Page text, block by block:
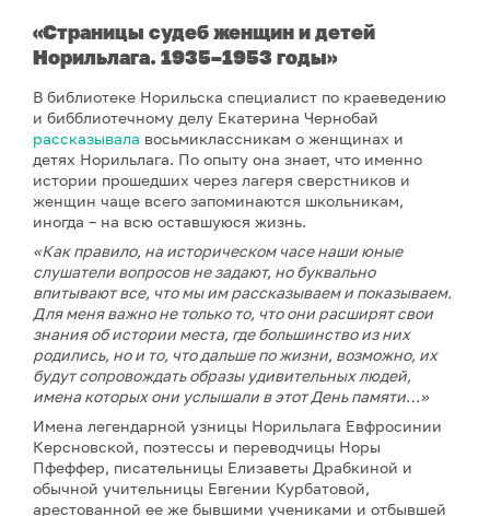
«Страницы судеб женщин и детей
Норильлага. 1935–1953 годы»
В библиотеке Норильска специалист по краеведению
и бибблиотечному делу Екатерина Чернобай
рассказывала восьмиклассникам о женщинах и
детях Норильлага. По опыту она знает, что именно
истории прошедших через лагеря сверстников и
женщин чаще всего запоминаются школьникам,
иногда – на всю оставшуюся жизнь.
«Как правило, на историческом часе наши юные
слушатели вопросов не задают, но буквально
впитывают все, что мы им рассказываем и показываем.
Для меня важно не только то, что они расширят свои
знания об истории места, где большинство из них
родились, но и то, что дальше по жизни, возможно, их
будут сопровождать образы удивительных людей,
имена которых они услышали в этот День памяти…»
Имена легендарной узницы Норильлага Евфросинии
Керсновской, поэтессы и переводчицы Норы
Пфеффер, писательницы Елизаветы Драбкиной и
обычной учительницы Евгении Курбатовой,
арестованной ее же бывшими учениками и отбывшей